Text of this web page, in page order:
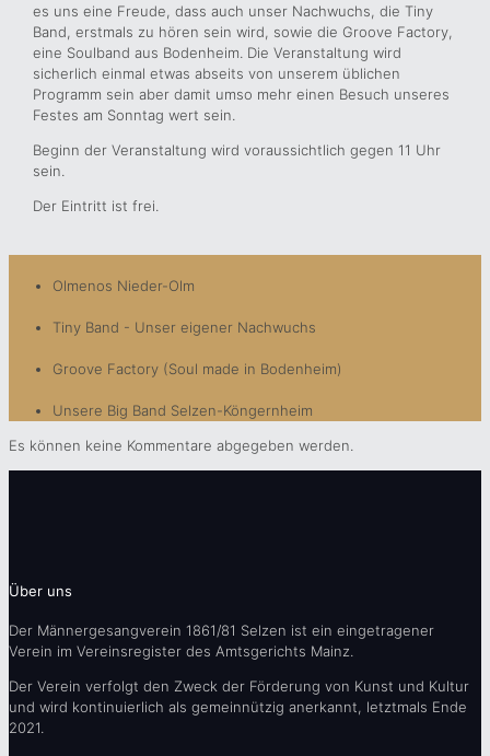
es uns eine Freude, dass auch unser Nachwuchs, die Tiny
Band, erstmals zu hören sein wird, sowie die Groove Factory,
eine Soulband aus Bodenheim. Die Veranstaltung wird
sicherlich einmal etwas abseits von unserem üblichen
Programm sein aber damit umso mehr einen Besuch unseres
Festes am Sonntag wert sein.
Beginn der Veranstaltung wird voraussichtlich gegen 11 Uhr
sein.
Der Eintritt ist frei.
Olmenos Nieder-Olm
Tiny Band - Unser eigener Nachwuchs
Groove Factory (Soul made in Bodenheim)
Unsere Big Band Selzen-Köngernheim
Es können keine Kommentare abgegeben werden.
Über uns
Der Männergesangverein 1861/81 Selzen ist ein eingetragener
Verein im Vereinsregister des Amtsgerichts Mainz.
Der Verein verfolgt den Zweck der Förderung von Kunst und Kultur
und wird kontinuierlich als gemeinnützig anerkannt, letztmals Ende
2021.